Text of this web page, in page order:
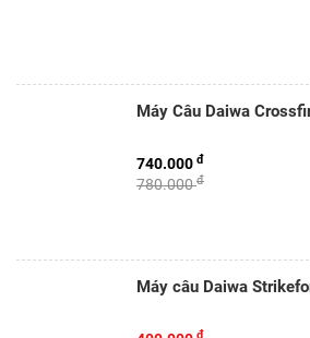
Máy Câu Daiwa
780.000đ
740.000 đ
Máy câu Daiwa
đ